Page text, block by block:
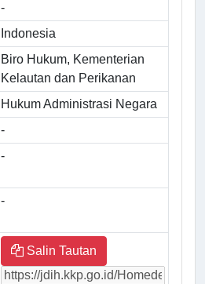
-
Indonesia
Biro Hukum, Kementerian
Kelautan dan Perikanan
Hukum Administrasi Negara
-
-
-
Salin Tautan